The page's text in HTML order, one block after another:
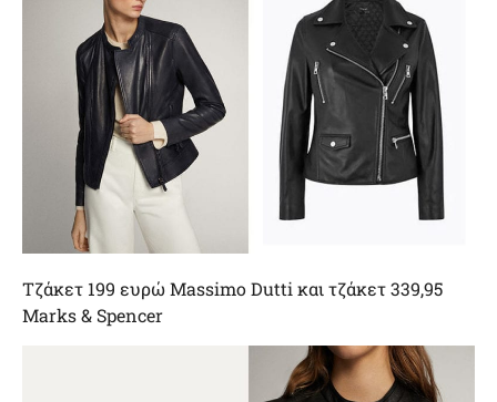
Τζάκετ 199 ευρώ Massimo Dutti και τζάκετ 339,95
Marks & Spencer